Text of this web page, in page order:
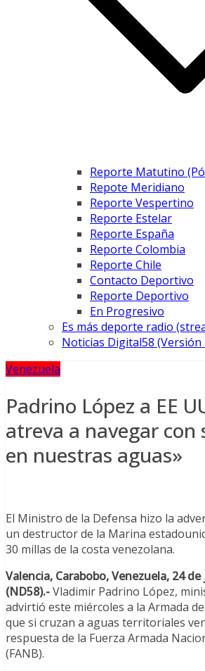
Reporte Matutino
Repote Meridiano
Reporte Vespertino
Reporte Estelar
Reporte España
Reporte Colombia
Reporte Chile
Contacto Deportivo
Reporte Deportivo
En Progresivo
Es más deporte radio
Noticias Digital58 (Versión
Venezuela
Padrino López a EE
atreva a navegar con
en nuestras aguas»
El Ministro de la Defensa hizo la
un destructor de la Marina
30 millas de la costa venezolana.
Valencia, Carabobo, Venezuela, 24
(ND58).-Vladimir Padrino López,
advirtió este miércoles a la Armada
que si cruzan a aguas territoriales
respuesta de la Fuerza Armada
(FANB).